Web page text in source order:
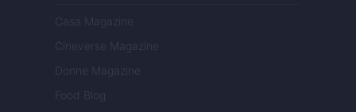
Casa Magazine
Cineverse Magazine
Donne Magazine
Food Blog